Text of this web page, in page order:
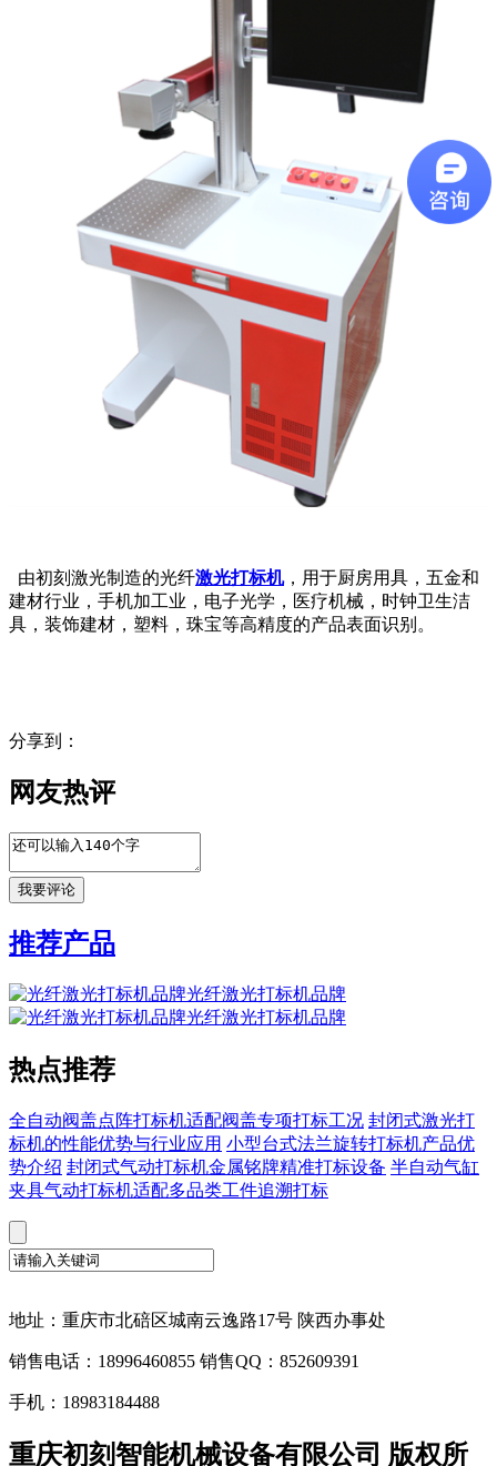
由初刻激光制造的光纤激光打标机，用于厨房用具，五金和
建材行业，手机加工业，电子光学，医疗机械，时钟卫生洁
具，装饰建材，塑料，珠宝等高精度的产品表面识别。
分享到：
网友热评
推荐产品
光纤激光打标机品牌
光纤激光打标机品牌
热点推荐
全自动阀盖点阵打标机适配阀盖专项打标工况 封闭式激光打
标机的性能优势与行业应用 小型台式法兰旋转打标机产品优
势介绍 封闭式气动打标机金属铭牌精准打标设备 半自动气缸
夹具气动打标机适配多品类工件追溯打标
地址：重庆市北碚区城南云逸路17号 陕西办事处
销售电话：18996460855 销售QQ：852609391
手机：18983184488
重庆初刻智能机械设备有限公司 版权所